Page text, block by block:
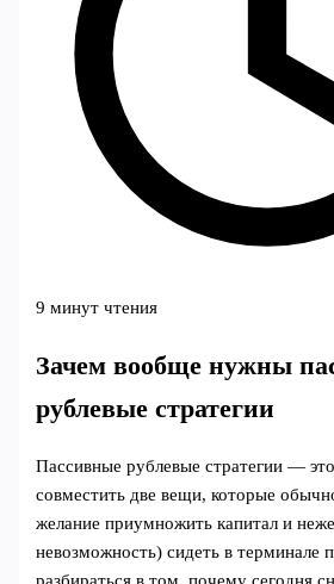
9 минут чтения
Зачем вообще нужны
рублевые стратегии
Пассивные рублевые стратегии —
совместить две вещи, которые
желание приумножить капитал и
невозможность) сидеть в терминале
разбираться в том, почему сегодня